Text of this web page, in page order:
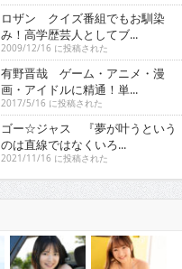
ロザン クイズ番組でもお馴染
み！高学歴芸人としてブ...
2009/12/16 に投稿された
有野晋哉 ゲーム・アニメ・漫
画・アイドルに精通！単...
2017/5/16 に投稿された
ゴー☆ジャス 『夢が叶うという
のは直線ではなくいろ...
2021/11/16 に投稿された